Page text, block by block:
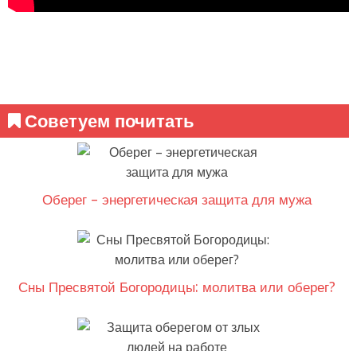
Советуем почитать
Оберег – энергетическая защита для мужа
Сны Пресвятой Богородицы: молитва или оберег?